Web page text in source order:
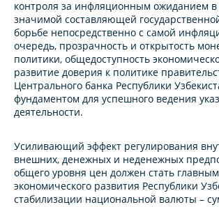
контроля за инфляционным ожиданием в
значимой составляющей
борьбе непосредственно с самой
очередь, прозрачность и открытость
политики, общедоступность
развитие доверия к политике
Центрального банка Республики
фундаментом для успешного ведения
деятельности.
Усиливающий эффект регулирования
внешних, денежных и неденежных
общего уровня цен должен стать
экономического развития Республики
стабилизации национальной валюты –